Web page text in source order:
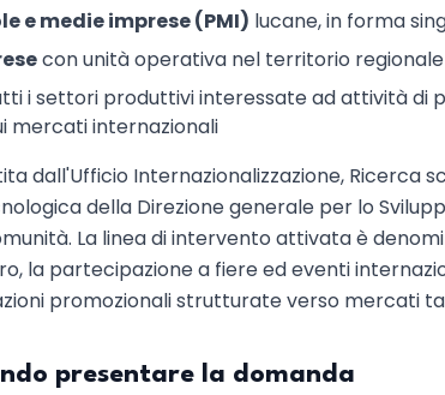
e medie imprese (PMI) lucane, in forma
con unità operativa nel territorio regionale
i settori produttivi interessate ad attività di
mercati internazionali
dall'Ufficio Internazionalizzazione, Ricerca
della Direzione generale per lo
La linea di intervento attivata è
la partecipazione a fiere ed eventi
promozionali strutturate verso mercati
presentare la domanda